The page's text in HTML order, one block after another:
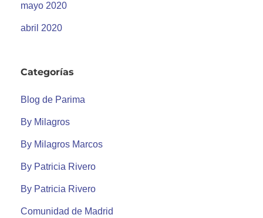
mayo 2020
abril 2020
Categorías
Blog de Parima
By Milagros
By Milagros Marcos
By Patricia Rivero
By Patricia Rivero
Comunidad de Madrid